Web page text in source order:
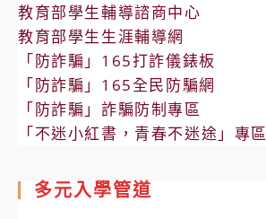
教育部學生輔導諮商中心
教育部學生生涯輔導網
「防詐騙」165打詐儀錶板
「防詐騙」165全民防騙網
「防詐騙」詐騙防制專區
「不迷小紅書，青春不迷途」專區
多元入學管道